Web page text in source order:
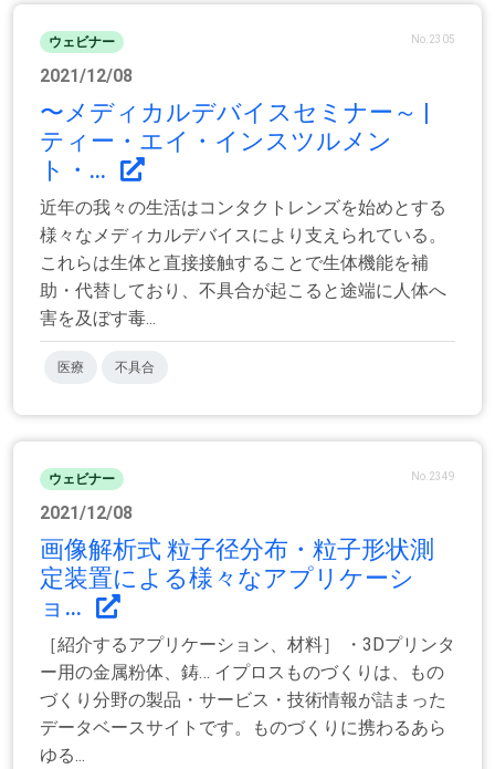
ウェビナー No.2305
2021/12/08
〜メディカルデバイスセミナー～ |
ティー・エイ・インスツルメン
ト・...
近年の我々の生活はコンタクトレンズを始めとする
様々なメディカルデバイスにより支えられている。
これらは生体と直接接触することで生体機能を補
助・代替しており、不具合が起こると途端に人体へ
害を及ぼす毒...
医療 不具合
ウェビナー No.2349
2021/12/08
画像解析式 粒子径分布・粒子形状測
定装置による様々なアプリケーシ
ョ...
［紹介するアプリケーション、材料］ ・3Dプリンタ
ー用の金属粉体、鋳… イプロスものづくりは、もの
づくり分野の製品・サービス・技術情報が詰まった
データベースサイトです。ものづくりに携わるあら
ゆる...